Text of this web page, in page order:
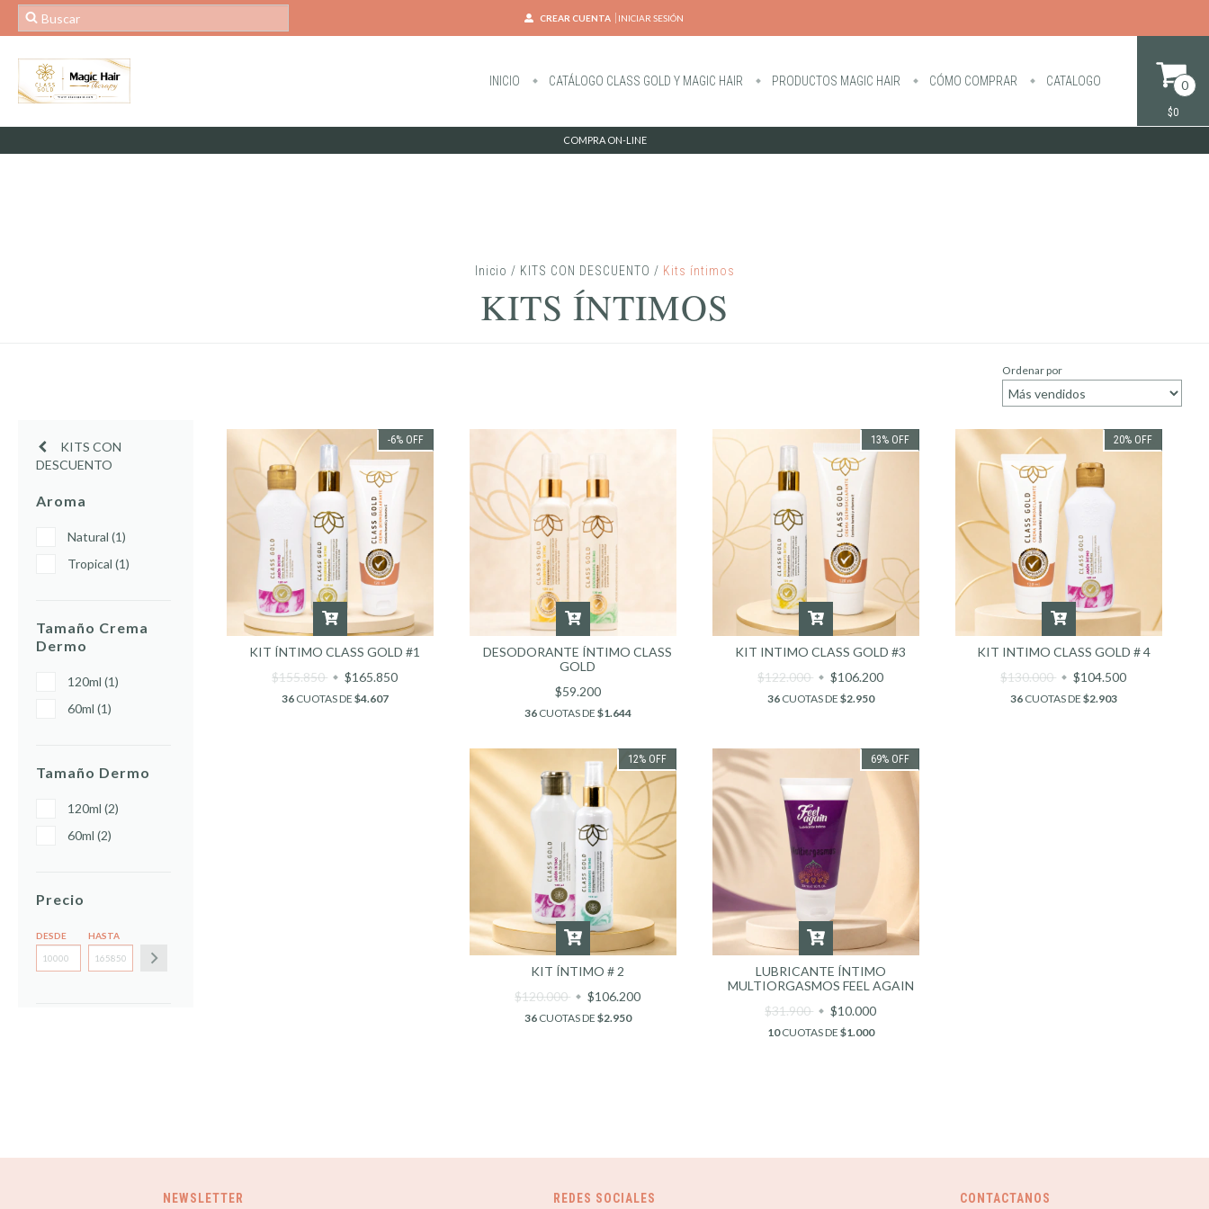
CREAR CUENTA INICIAR SESIÓN
INICIO CATÁLOGO CLASS GOLD Y MAGIC HAIR PRODUCTOS MAGIC HAIR CÓMO COMPRAR CATALOGO 0
$0
COMPRA ON-LINE
Inicio / KITS CON DESCUENTO / Kits íntimos
KITS ÍNTIMOS
Ordenar por
KITS CON
DESCUENTO
Aroma
Natural (1)
Tropical (1)
Tamaño Crema
Dermo
120ml (1)
60ml (1)
Tamaño Dermo
120ml (2)
60ml (2)
Precio
DESDE HASTA
-6% OFF
KIT ÍNTIMO CLASS GOLD #1
$155.850
$165.850
36CUOTAS DE $4.607
DESODORANTE ÍNTIMO CLASS
GOLD
$59.200
36CUOTAS DE $1.644
13% OFF
KIT INTIMO CLASS GOLD #3
$122.000
$106.200
36CUOTAS DE $2.950
20% OFF
KIT INTIMO CLASS GOLD # 4
$130.000
$104.500
36CUOTAS DE $2.903
12% OFF
KIT ÍNTIMO # 2
$120.000
$106.200
36CUOTAS DE $2.950
69% OFF
LUBRICANTE ÍNTIMO
MULTIORGASMOS FEEL AGAIN
$31.900
$10.000
10CUOTAS DE $1.000
NEWSLETTER REDES SOCIALES CONTACTANOS